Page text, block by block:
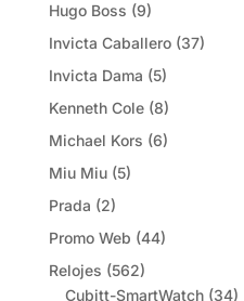
Hugo Boss (9)
Invicta Caballero (37)
Invicta Dama (5)
Kenneth Cole (8)
Michael Kors (6)
Miu Miu (5)
Prada (2)
Promo Web (44)
Relojes (562)
Cubitt-SmartWatch (34)